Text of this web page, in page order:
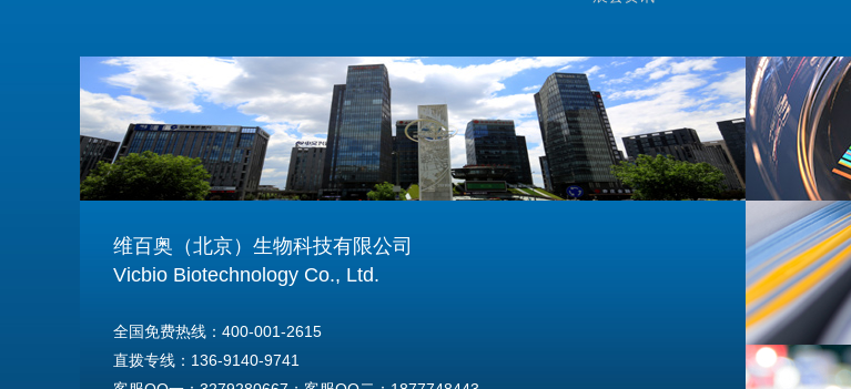
维百奥（北京）生物科技有限公司
Vicbio Biotechnology Co., Ltd.
全国免费热线：400-001-2615
直拨专线：136-9140-9741